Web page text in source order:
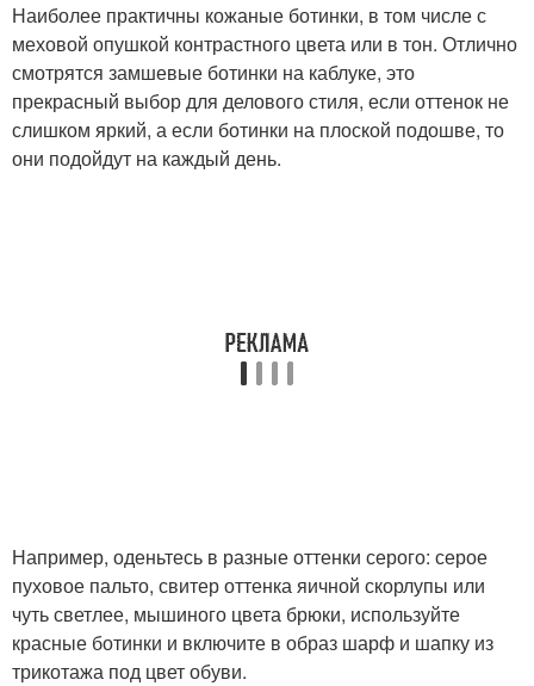
Наиболее практичны кожаные ботинки, в том числе с
меховой опушкой контрастного цвета или в тон. Отлично
смотрятся замшевые ботинки на каблуке, это
прекрасный выбор для делового стиля, если оттенок не
слишком яркий, а если ботинки на плоской подошве, то
они подойдут на каждый день.
Например, оденьтесь в разные оттенки серого: серое
пуховое пальто, свитер оттенка яичной скорлупы или
чуть светлее, мышиного цвета брюки, используйте
красные ботинки и включите в образ шарф и шапку из
трикотажа под цвет обуви.